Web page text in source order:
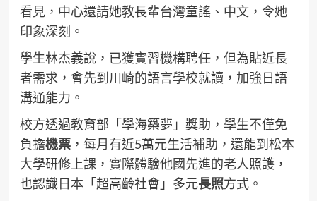
看見，中心還請她教長輩台灣童謠、中文，令她
印象深刻。
學生林杰義說，已獲實習機構聘任，但為貼近長
者需求，會先到川崎的語言學校就讀，加強日語
溝通能力。
校方透過教育部「學海築夢」獎助，學生不僅免
負擔機票，每月有近5萬元生活補助，還能到松本
大學研修上課，實際體驗他國先進的老人照護，
也認識日本「超高齡社會」多元長照方式。